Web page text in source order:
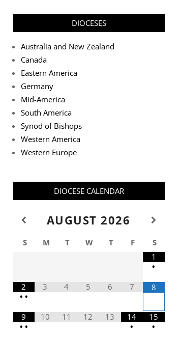
DIOCESES
Australia and New Zealand
Canada
Eastern America
Germany
Mid-America
South America
Synod of Bishops
Western America
Western Europe
DIOCESE CALENDAR
AUGUST 2026
S M T W T F
S
1
•
2
• •
3 4 5 6 7 8
9
• •
10 11 12 13
14
•
15
•